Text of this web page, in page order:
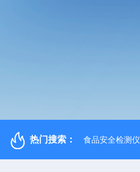
热门搜索： 食品安全检测仪